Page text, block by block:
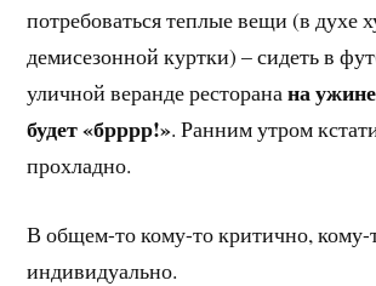
потребоваться теплые вещи (в духе
демисезонной куртки) – сидеть в
уличной веранде ресторанана
будет «брррр!». Ранним утром
прохладно.
В общем-то кому-то критично, кому-
индивидуально.